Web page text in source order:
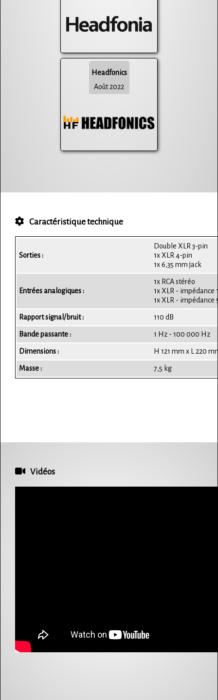
Headfonics
Août 2022
Caractéristique technique
Sorties :
Double XLR 3-pin
1x XLR 4-pin
1x 6,35 mm jack
Entrées analogiques :
1x RCA stéréo
1x XLR - impédance
1x XLR - impédance
Rapport signal/bruit : 110 dB
Bande passante : 1 Hz - 100 000 Hz
Dimensions : H 121 mm x L 220
Masse : 7,5 kg
Vidéos